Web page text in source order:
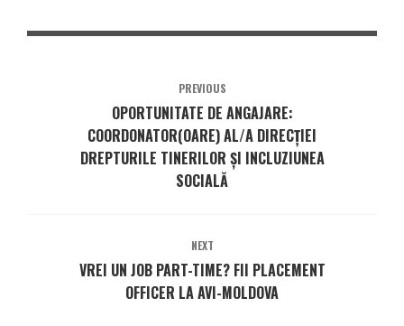
PREVIOUS
OPORTUNITATE DE ANGAJARE:
COORDONATOR(OARE) AL/A DIRECȚIEI
DREPTURILE TINERILOR ȘI INCLUZIUNEA
SOCIALĂ
NEXT
VREI UN JOB PART-TIME? FII PLACEMENT
OFFICER LA AVI-MOLDOVA